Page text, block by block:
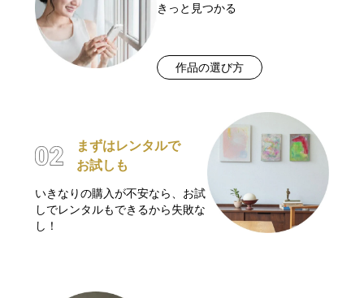
きっと見つかる
作品の選び方
まずはレンタルで
お試しも
いきなりの購入が不安なら、お試
しでレンタルもできるから失敗な
し！